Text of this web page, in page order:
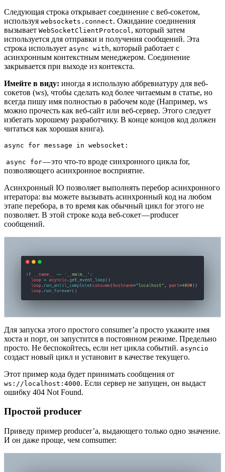
Следующая строка открывает соединение с веб-сокетом,
используя websockets.connect. Ожидание соединения
вызывает WebSocketClientProtocol , который затем
используется для отправки и получения сообщений. Эта
строка использует async with, который работает с
асинхронным контекстным менеджером. Соединение
закрывается при выходе из контекста.
Имейте в виду: иногда я использую аббревиатуру для веб-
сокетов (ws), чтобы сделать код более читаемым в статье, но
всегда пишу имя полностью в рабочем коде (Например, ws
можно прочесть как веб-сайт или веб-сервер. Этого следует
избегать хорошему разработчику. В конце концов код должен
читаться как хорошая книга).
async for message in websocket:
async for— это что-то вроде синхронного цикла for,
позволяющего асинхронное восприятие.
Асинхронный IO позволяет выполнять перебор асинхронного
итератора: вы можете вызывать асинхронный код на любом
этапе перебора, в то время как обычный цикл for этого не
позволяет. В этой строке кода веб-сокет — producer
сообщений.
Для запуска этого простого consumer’а просто укажите имя
хоста и порт, он запустится в постоянном режиме. Предельно
просто. Не беспокойтесь, если нет цикла событий. asyncio
создаст новый цикл и установит в качестве текущего.
Этот пример кода будет принимать сообщения от
ws://localhost:4000. Если сервер не запущен, он выдаст
ошибку 404 Not Found.
Простой producer
Приведу пример producer’а, выдающего только одно значение.
И он даже проще, чем comsumer: